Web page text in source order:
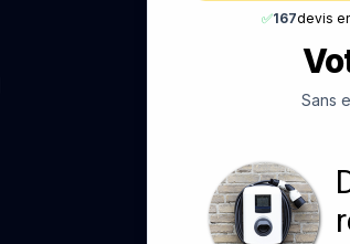
✅167devis
Sans